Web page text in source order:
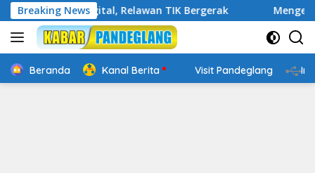
Langsung
ke
konten
Breaking News
Digital, Relawan TIK Bergerak Mengenal
Beranda Kanal Berita Visit Pandeglang